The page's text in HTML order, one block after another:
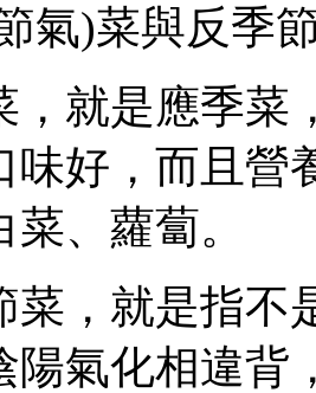
)菜與反季
是應季菜
味好，而且營
、蘿蔔。
就是指不
陽氣化相違背